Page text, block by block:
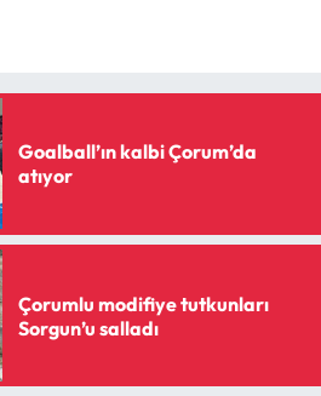
Goalball’ın kalbi Çorum’da
atıyor
Çorumlu modifiye tutkunları
Sorgun’u salladı